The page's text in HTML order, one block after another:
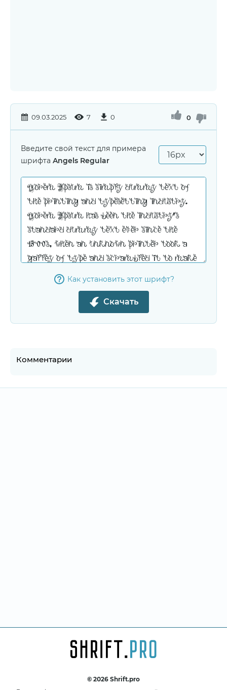
09.03.2025 7 0 0
Введите свой текст для примера
шрифта Angels Regular
Как установить этот шрифт?
Скачать
Комментарии
© 2026 Shrift.pro